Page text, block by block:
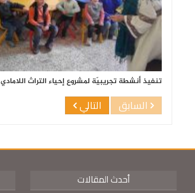
تنفيذ أنشطة تجريبيّة لمشروع إحياء التراث اللامادي
السابق التالي
أحدث المقالات